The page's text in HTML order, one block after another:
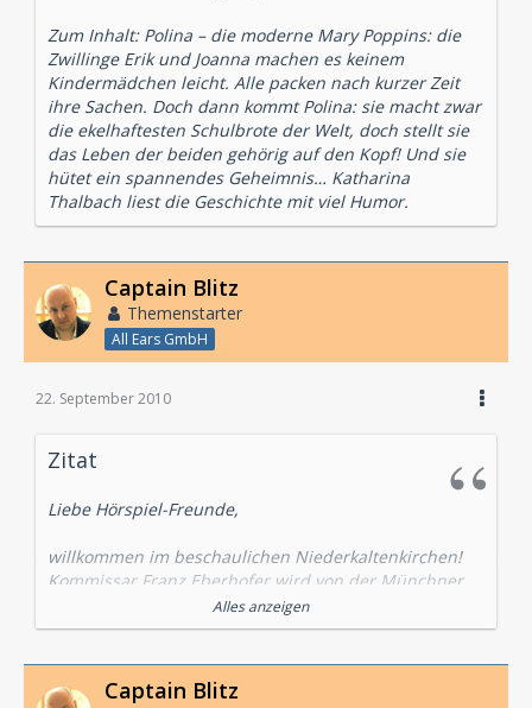
Zum Inhalt: Polina – die moderne Mary Poppins: die
Zwillinge Erik und Joanna machen es keinem
Kindermädchen leicht. Alle packen nach kurzer Zeit
ihre Sachen. Doch dann kommt Polina: sie macht zwar
die ekelhaftesten Schulbrote der Welt, doch stellt sie
das Leben der beiden gehörig auf den Kopf! Und sie
hütet ein spannendes Geheimnis… Katharina
Thalbach liest die Geschichte mit viel Humor.
Captain Blitz
Themenstarter
All Ears GmbH
22. September 2010
Zitat
Liebe Hörspiel-Freunde,
willkommen im beschaulichen Niederkaltenkirchen!
Kommissar Franz Eberhofer wird von der Münchner
Polizei in sein Heimatdorf in der tiefsten
niederbayerischen Provinz zwangsversetzt. Die
die Auseinandersetzungen mit dem Haschisch
Alles anzeigen
Captain Blitz